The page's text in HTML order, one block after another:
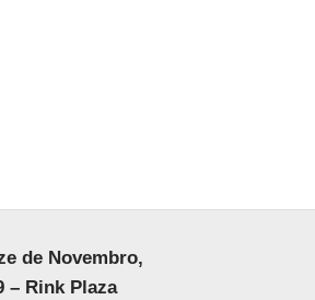
de Novembro,
– Rink Plaza